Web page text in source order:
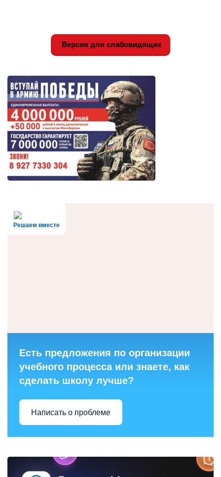
Версия для слабовидящих
Решаем вместе
Есть предложения по организации
учебного процесса или знаете, как
сделать школу лучше?
Написать о проблеме